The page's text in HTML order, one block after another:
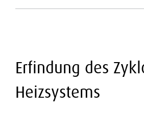
Erfindung des
Heizsystems